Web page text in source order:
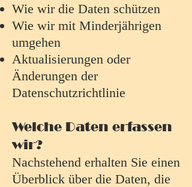
Wie wir die Daten schützen
Wie wir mit Minderjährigen
umgehen
Aktualisierungen oder
Änderungen der
Datenschutzrichtlinie
Welche Daten erfassen
wir?
Nachstehend erhalten Sie einen
Überblick über die Daten, die